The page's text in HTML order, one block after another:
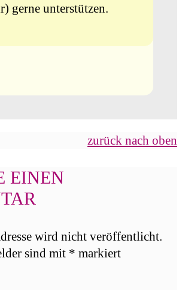
gerne unterstützen.
zurück nach oben
EINEN
wird nicht veröffentlicht.
sind mit * markiert